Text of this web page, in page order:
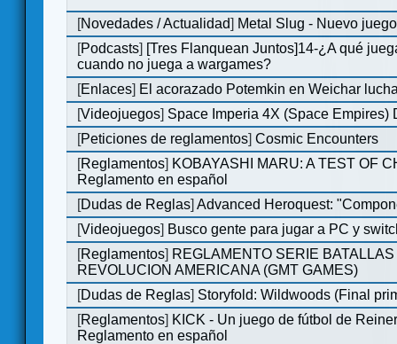
[Novedades / Actualidad] Metal Slug - Nuevo
[Podcasts] [Tres Flanquean Juntos]14-¿A qué
cuando no juega a wargames?
[Enlaces] El acorazado Potemkin en Weichar
[Videojuegos] Space Imperia 4X (Space Empires)
[Peticiones de reglamentos]Cosmic Encounters
[Reglamentos] KOBAYASHI MARU: A TEST OF
Reglamento en español
[Dudas de Reglas]Advanced Heroquest:
[Videojuegos] Busco gente para jugar a PC y
[Reglamentos] REGLAMENTO SERIE
REVOLUCION AMERICANA (GMT GAMES)
[Dudas de Reglas] Storyfold: Wildwoods (Final
[Reglamentos] KICK - Un juego de fútbol de
Reglamento en español